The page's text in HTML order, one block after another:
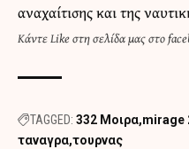
αναχαίτισης και της
ΚάντεLike στη σελίδα μας στο
TAGGED: 332 Μοιρα mirage
ταναγρα τουρνας